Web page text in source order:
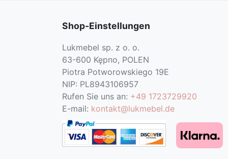
Shop-Einstellungen
Lukmebel sp. z o. o.
63-600 Kępno, POLEN
Piotra Potworowskiego 19E
NIP: PL8943106957
Rufen Sie uns an: +49 1723729920
E-mail: kontakt@lukmebel.de